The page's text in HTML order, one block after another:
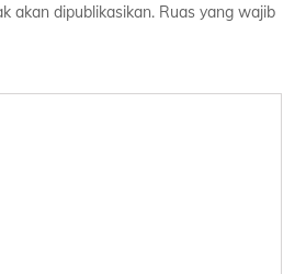
akan dipublikasikan. Ruas yang wajib